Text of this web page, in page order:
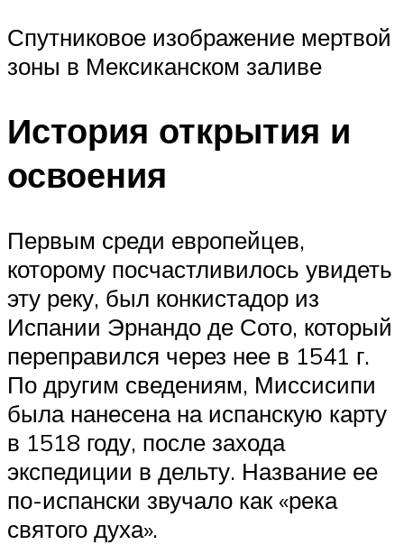
Спутниковое изображение мертвой
зоны в Мексиканском заливе
История открытия и
освоения
Первым среди европейцев,
которому посчастливилось увидеть
эту реку, был конкистадор из
Испании Эрнандо де Сото, который
переправился через нее в 1541 г.
По другим сведениям, Миссисипи
была нанесена на испанскую карту
в 1518 году, после захода
экспедиции в дельту. Название ее
по-испански звучало как «река
святого духа».